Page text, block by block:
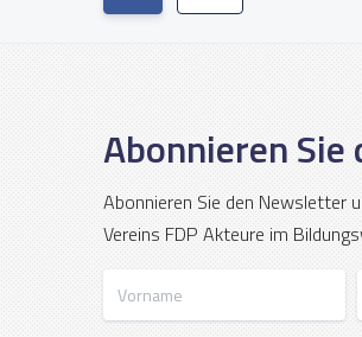
Abonnieren
Abonnieren Sie den Newsletter
Vereins FDP Akteure im